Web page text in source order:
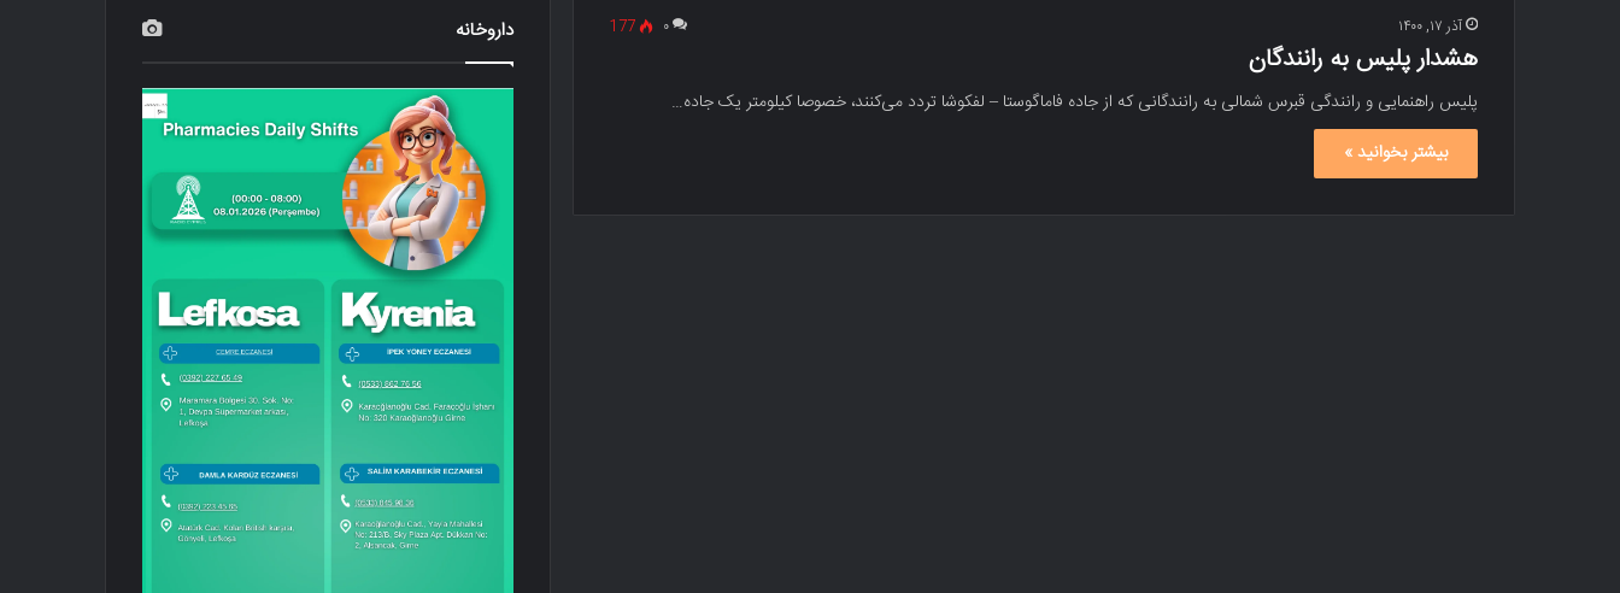
آذر ۱۷, ۱۴۰۰ ۰ 177
هشدار پلیس به رانندگان
پلیس راهنمایی و رانندگی قبرس شمالی به رانندگانی که از جاده فاماگوستا – لفکوشا تردد می‌کنند، خصوصا کیلومتر یک جاده…
بیشتر بخوانید »
داروخانه